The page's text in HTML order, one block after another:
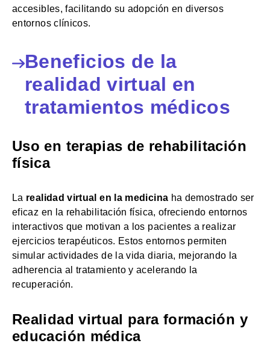
accesibles, facilitando su adopción en diversos
entornos clínicos.
Beneficios de la
realidad virtual en
tratamientos médicos
Uso en terapias de rehabilitación
física
La realidad virtual en la medicina ha demostrado ser
eficaz en la rehabilitación física, ofreciendo entornos
interactivos que motivan a los pacientes a realizar
ejercicios terapéuticos. Estos entornos permiten
simular actividades de la vida diaria, mejorando la
adherencia al tratamiento y acelerando la
recuperación.
Realidad virtual para formación y
educación médica